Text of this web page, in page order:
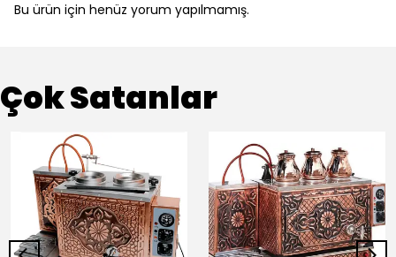
Bu ürün için henüz yorum yapılmamış.
Çok Satanlar